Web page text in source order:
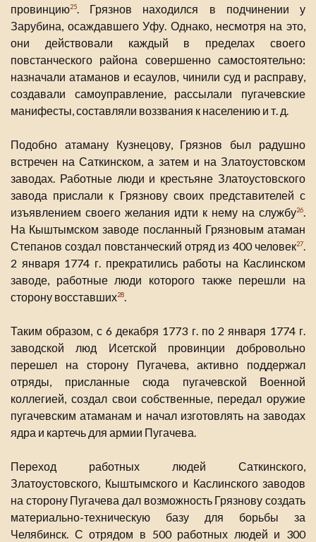
провинцию25. Грязнов находился в подчинении у
Зарубина, осаждавшего Уфу. Однако, несмотря на это,
они действовали каждый в пределах своего
повстанческого района совершенно самостоятельно:
назначали атаманов и есаулов, чинили суд и расправу,
создавали самоуправление, рассылали пугачевские
манифесты, составляли воззвания к населению и т. д.
Подобно атаману Кузнецову, Грязнов был радушно
встречен на Саткинском, а затем и на Златоустовском
заводах. Работные люди и крестьяне Златоустовского
завода прислали к Грязнову своих представителей с
изъявлением своего желания идти к нему на службу26.
На Кыштымском заводе посланный Грязновым атаман
Степанов создал повстанческий отряд из 400 человек27.
2 января 1774 г. прекратились работы на Каслинском
заводе, работные люди которого также перешли на
сторону восставших28.
Таким образом, с 6 декабря 1773 г. по 2 января 1774 г.
заводской люд Исетской провинции добровольно
перешел на сторону Пугачева, активно поддержал
отряды, присланные сюда пугачевской Военной
коллегией, создал свои собственные, передал оружие
пугачевским атаманам и начал изготовлять на заводах
ядра и картечь для армии Пугачева.
Переход работных людей Саткинского,
Златоустовского, Кыштымского и Каслинского заводов
на сторону Пугачева дал возможность Грязнову создать
материально-техническую базу для борьбы за
Челябинск. С отрядом в 500 работных людей и 300